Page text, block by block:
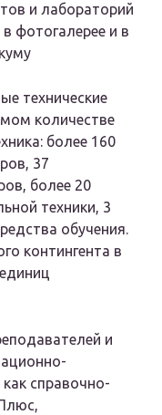
и лабораторий
фотогалерее и в
технические
количестве
более 160
37
более 20
техники, 3
обучения.
контингента в
и
справочно-